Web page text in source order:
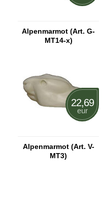
Alpenmarmot (Art. G-
MT14-x)
22,69
eur
Alpenmarmot (Art. V-
MT3)